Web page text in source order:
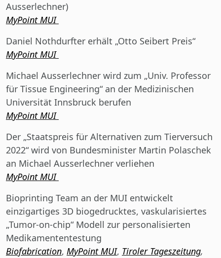
Ausserlechner)
MyPoint MUI
Daniel Nothdurfter erhält „Otto Seibert Preis“
MyPoint MUI
Michael Ausserlechner wird zum „Univ. Professor
für Tissue Engineering“ an der Medizinischen
Universität Innsbruck berufen
MyPoint MUI
Der „Staatspreis für Alternativen zum Tierversuch
2022“ wird von Bundesminister Martin Polaschek
an Michael Ausserlechner verliehen
MyPoint MUI
Bioprinting Team an der MUI entwickelt
einzigartiges 3D biogedrucktes, vaskularisiertes
„Tumor-on-chip“ Modell zur personalisierten
Medikamententestung
Biofabrication, MyPoint MUI, Tiroler Tageszeitung,